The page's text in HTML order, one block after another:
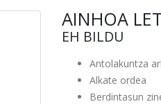
AINHOA
EH BILDU
Antolakuntza
Alkate ordea
Berdintasun